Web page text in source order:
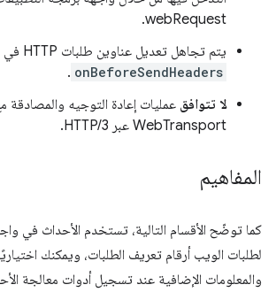
webRequest.
يتم تجاهل تعديل عناوين طلبات HTTP في
onBeforeSendHeaders
.
لا تتوافق عمليات إعادة التوجيه والمصادقة
WebTransport عبر HTTP/3.
المفاهيم
كما توضّح الأقسام التالية، تستخدم الأحداث في
لطلبات الويب أرقام تعريف الطلبات، ويمكنك
والمعلومات الإضافية عند تسجيل أدوات معالجة